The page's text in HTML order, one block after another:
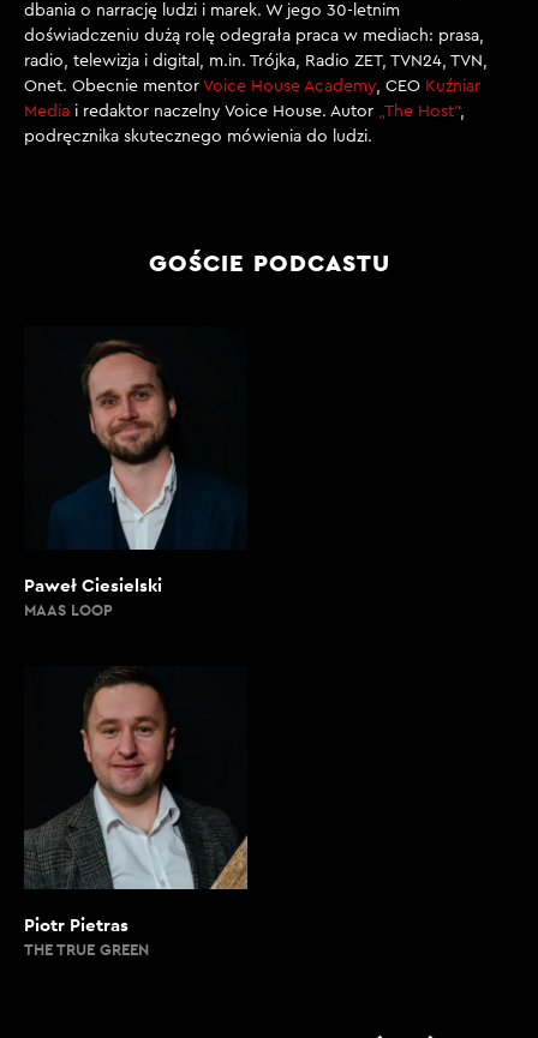
dbania o narrację ludzi i marek. W jego 30-letnim
doświadczeniu dużą rolę odegrała praca w mediach: prasa,
radio, telewizja i digital, m.in. Trójka, Radio ZET, TVN24, TVN,
Onet. Obecnie mentor Voice House Academy , CEO Kuźniar
Media i redaktor naczelny Voice House. Autor „The Host”,
podręcznika skutecznego mówienia do ludzi.
GOŚCIE PODCASTU
Paweł Ciesielski
MAAS LOOP
Piotr Pietras
THE TRUE GREEN